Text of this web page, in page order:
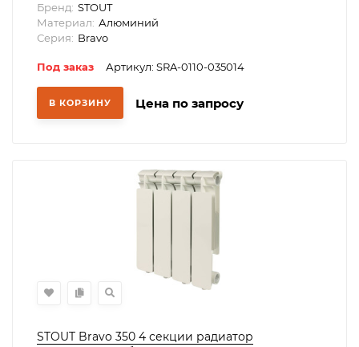
Бренд: STOUT
Материал: Алюминий
Серия: Bravo
Под заказ Артикул: SRA-0110-035014
В КОРЗИНУ Цена по запросу
STOUT Bravo 350 4 секции радиатор